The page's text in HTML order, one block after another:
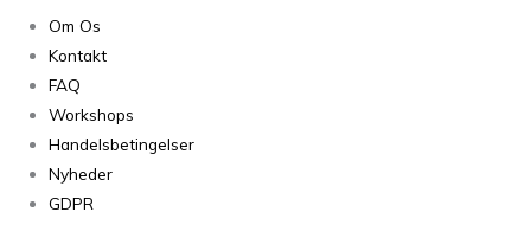
Om Os
Kontakt
FAQ
Workshops
Handelsbetingelser
Nyheder
GDPR